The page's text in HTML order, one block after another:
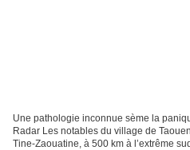
Une pathologie inconnue sème la
Radar Les notables du village de
Tine-Zaouatine, à 500 km à l’extrême